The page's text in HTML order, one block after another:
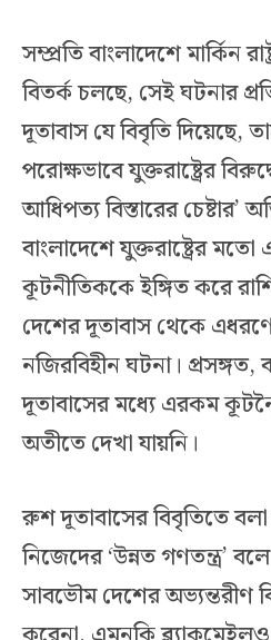
সম্প্রতি বাংলাদেশে মার্কিন
বিতর্ক চলছে, সেই ঘটনার
দূতাবাস যে বিবৃতি দিয়েছে,
পরোক্ষভাবে যুক্তরাষ্ট্রের
আধিপত্য বিস্তারের চেষ্টার’
বাংলাদেশে যুক্তরাষ্ট্রের
কূটনীতিককে ইঙ্গিত করে
দেশের দূতাবাস থেকে
নজিরবিহীন ঘটনা। প্রসঙ্গত,
দূতাবাসের মধ্যে এরকম
অতীতে দেখা যায়নি।
রুশ দূতাবাসের বিবৃতিতে
নিজেদের ‘উন্নত গণতন্ত্র’
সাবভৌম দেশের অভ্যন্তরীণ